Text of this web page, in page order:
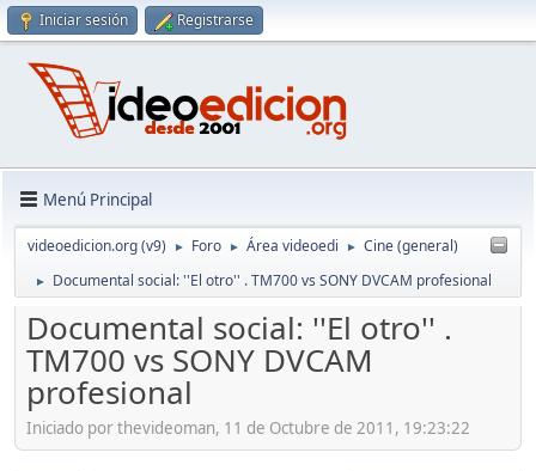
Iniciar sesión Registrarse
Menú Principal
videoedicion.org (v9) ► Foro ► Área videoedi ► Cine (general)
► Documental social: ''El otro'' . TM700 vs SONY DVCAM profesional
Documental social: ''El otro'' .
TM700 vs SONY DVCAM
profesional
Iniciado por thevideoman, 11 de Octubre de 2011, 19:23:22